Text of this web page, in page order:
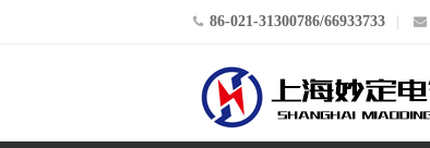
86-021-31300786/66933733